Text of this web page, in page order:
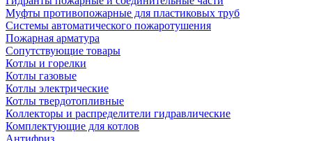
Муфты противопожарные для пластиковых труб
Системы автоматического пожаротушения
Пожарная арматура
Сопутствующие товары
Котлы и горелки
Котлы газовые
Котлы электрические
Котлы твердотопливные
Коллекторы и распределители гидравлические
Комплектующие для котлов
Антифриз